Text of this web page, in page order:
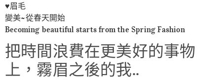
♥️眉毛
變美~從春天開始
Becoming beautiful starts from the Spring Fashion
把時間浪費在更美好的事物
上，霧眉之後的我..